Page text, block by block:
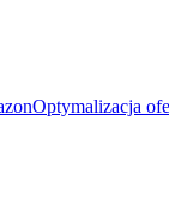
Optymalizacja